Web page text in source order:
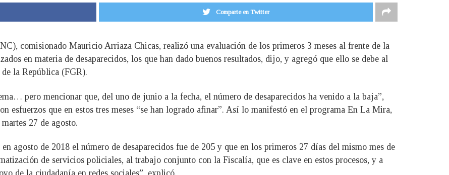
Comparte en Twitter
comisionado Mauricio Arriaza Chicas, realizó una evaluación de los primeros 3 meses al frente de la
en materia de desaparecidos, los que han dado buenos resultados, dijo, y agregó que ello se debe al
la República (FGR).
pero mencionar que, del uno de junio a la fecha, el número de desaparecidos ha venido a la baja”,
esfuerzos que en estos tres meses “se han logrado afinar”. Así lo manifestó en el programa En La Mira,
27 de agosto.
agosto de 2018 el número de desaparecidos fue de 205 y que en los primeros 27 días del mismo mes de
de servicios policiales, al trabajo conjunto con la Fiscalía, que es clave en estos procesos, y a